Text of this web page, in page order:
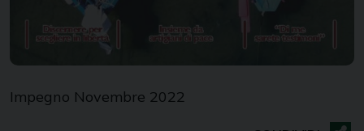
Impegno Novembre 2022